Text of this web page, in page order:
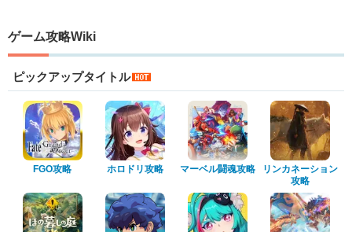
ゲーム攻略Wiki
ピックアップタイトル
FGO攻略 ホロドリ攻略 マーベル闘魂攻略
リンカネーション
攻略